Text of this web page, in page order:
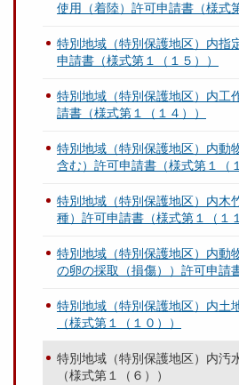
使用（着陸）許可申請書（様式
特別地域（特別保護地区）内指
申請書（様式第１（１５））
特別地域（特別保護地区）内工
請書（様式第１（１４））
特別地域（特別保護地区）内動
含む）許可申請書（様式第１（
特別地域（特別保護地区）内木
種）許可申請書（様式第１（１
特別地域（特別保護地区）内動
の卵の採取（損傷））許可申請
特別地域（特別保護地区）内土
（様式第１（１０））
特別地域（特別保護地区）内汚
（様式第１（６））